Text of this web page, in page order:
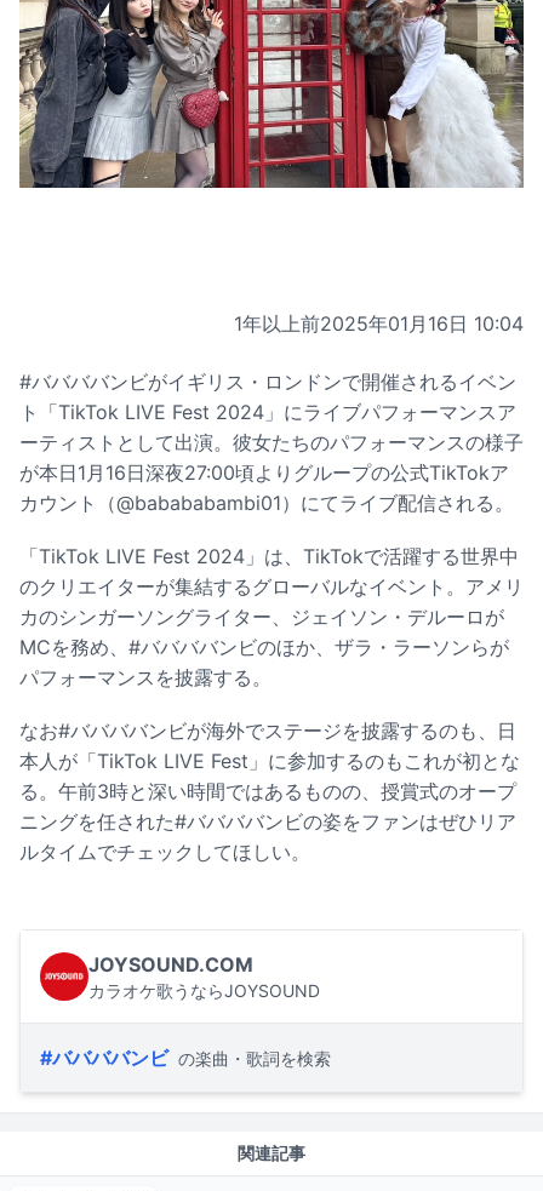
1年以上前2025年01月16日 10:04
#ババババンビがイギリス・ロンドンで開催されるイベン
ト「TikTok LIVE Fest 2024」にライブパフォーマンスア
ーティストとして出演。彼女たちのパフォーマンスの様子
が本日1月16日深夜27:00頃よりグループの公式TikTokア
カウント（@babababambi01）にてライブ配信される。
「TikTok LIVE Fest 2024」は、TikTokで活躍する世界中
のクリエイターが集結するグローバルなイベント。アメリ
カのシンガーソングライター、ジェイソン・デルーロが
MCを務め、#ババババンビのほか、ザラ・ラーソンらが
パフォーマンスを披露する。
なお#ババババンビが海外でステージを披露するのも、日
本人が「TikTok LIVE Fest」に参加するのもこれが初とな
る。午前3時と深い時間ではあるものの、授賞式のオープ
ニングを任された#ババババンビの姿をファンはぜひリア
ルタイムでチェックしてほしい。
JOYSOUND.COM
カラオケ歌うならJOYSOUND
#ババババンビ の楽曲・歌詞を検索
関連記事